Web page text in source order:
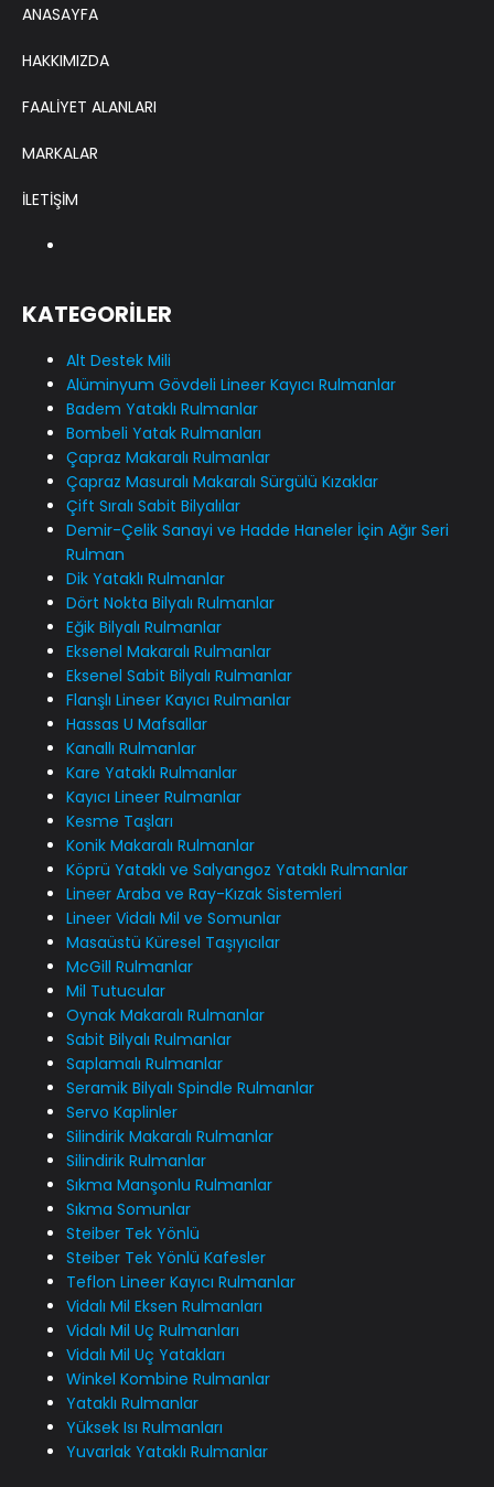
ANASAYFA
HAKKIMIZDA
FAALİYET ALANLARI
MARKALAR
İLETİŞİM
KATEGORİLER
Alt Destek Mili
Alüminyum Gövdeli Lineer Kayıcı Rulmanlar
Badem Yataklı Rulmanlar
Bombeli Yatak Rulmanları
Çapraz Makaralı Rulmanlar
Çapraz Masuralı Makaralı Sürgülü Kızaklar
Çift Sıralı Sabit Bilyalılar
Demir-Çelik Sanayi ve Hadde Haneler İçin Ağır Seri
Rulman
Dik Yataklı Rulmanlar
Dört Nokta Bilyalı Rulmanlar
Eğik Bilyalı Rulmanlar
Eksenel Makaralı Rulmanlar
Eksenel Sabit Bilyalı Rulmanlar
Flanşlı Lineer Kayıcı Rulmanlar
Hassas U Mafsallar
Kanallı Rulmanlar
Kare Yataklı Rulmanlar
Kayıcı Lineer Rulmanlar
Kesme Taşları
Konik Makaralı Rulmanlar
Köprü Yataklı ve Salyangoz Yataklı Rulmanlar
Lineer Araba ve Ray-Kızak Sistemleri
Lineer Vidalı Mil ve Somunlar
Masaüstü Küresel Taşıyıcılar
McGill Rulmanlar
Mil Tutucular
Oynak Makaralı Rulmanlar
Sabit Bilyalı Rulmanlar
Saplamalı Rulmanlar
Seramik Bilyalı Spindle Rulmanlar
Servo Kaplinler
Silindirik Makaralı Rulmanlar
Silindirik Rulmanlar
Sıkma Manşonlu Rulmanlar
Sıkma Somunlar
Steiber Tek Yönlü
Steiber Tek Yönlü Kafesler
Teflon Lineer Kayıcı Rulmanlar
Vidalı Mil Eksen Rulmanları
Vidalı Mil Uç Rulmanları
Vidalı Mil Uç Yatakları
Winkel Kombine Rulmanlar
Yataklı Rulmanlar
Yüksek Isı Rulmanları
Yuvarlak Yataklı Rulmanlar